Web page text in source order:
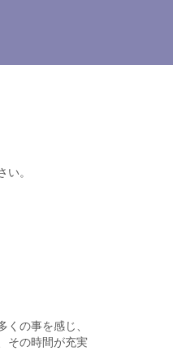
。
の事を感じ、
その時間が充実